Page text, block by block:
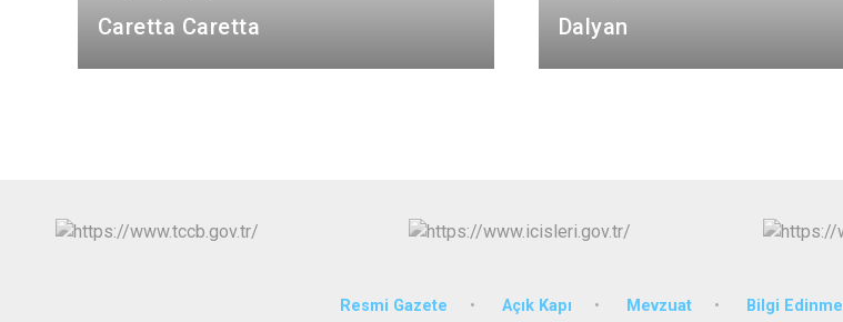
Caretta Caretta Dalyan
Resmi Gazete Açık Kapı Mevzuat Bilgi Edinme